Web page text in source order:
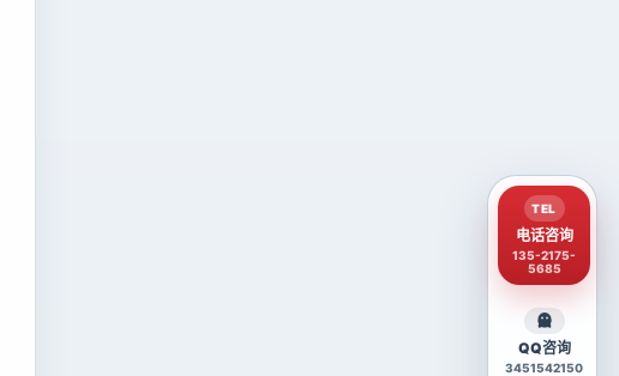
TEL
电话咨询
135-2175-
5685
QQ咨询
3451542150